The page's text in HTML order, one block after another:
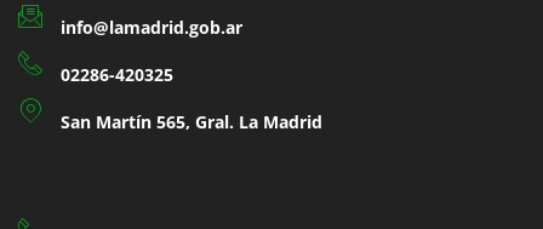
info@lamadrid.gob.ar
02286-420325
San Martín 565, Gral. La Madrid